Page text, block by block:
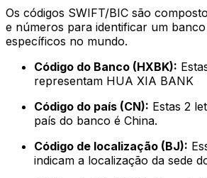
Os códigos SWIFT/BIC são
e números para identificar um
específicos no mundo.
Código do Banco (HXBK):
representam HUA XIA BANK
Código do país (CN): Estas 2
país do banco é China.
Código de localização (BJ):
indicam a localização da sede